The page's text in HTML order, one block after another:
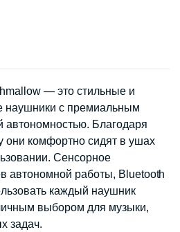
— это стильные и
наушники с премиальным
автономностью. Благодаря
они комфортно сидят в ушах
Сенсорное
автономной работы, Bluetooth
каждый наушник
выбором для музыки,
задач.